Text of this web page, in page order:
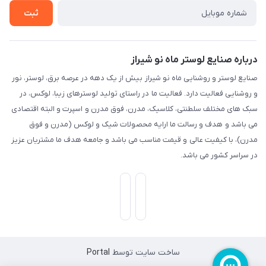
ثبت
درباره صنایع لوستر ماه نو شیراز
صنایع لوستر و روشنایی ماه نو شیراز بیش از یک دهه در عرصه برق، لوستر، نور
و روشنایی فعالیت دارد. فعالیت ما در راستای تولید لوسترهای زیبا، لوکس، در
سبک های مختلف سلطنتی، کلاسیک، مدرن، فوق مدرن و اسپرت و البته اقتصادی
می باشد و هدف و رسالت ما ارایه محصولات شیک و لوکس (مدرن و فوق
مدرن)، با کیفیت عالی و قیمت مناسب می باشد و جامعه هدف ما مشتریان عزیز
در سراسر کشور می باشد.
ساخت سایت توسط Portal